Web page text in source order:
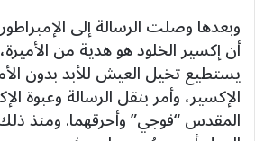
وبعدها وصلت الرسالة إلى
أن إكسير الخلود هو هدية من
يستطيع تخيل العيش للأبد بدون
الإكسير، وأمر بنقل الرسالة وعبوة
المقدس “فوجي” وأحرقهما. ومنذ